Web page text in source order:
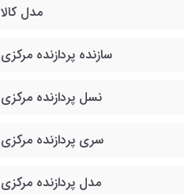
مدل کالا
سازنده پردازنده مرکزی
نسل پردازنده مرکزی
سری پردازنده مرکزی
مدل پردازنده مرکزی